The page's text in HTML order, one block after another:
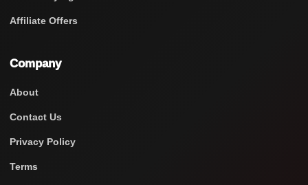
Affiliate Offers
Company
About
Contact Us
Privacy Policy
Terms